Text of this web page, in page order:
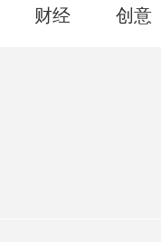
财经 创意